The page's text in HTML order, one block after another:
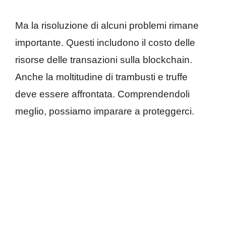
Ma la risoluzione di alcuni problemi rimane
importante. Questi includono il costo delle
risorse delle transazioni sulla blockchain.
Anche la moltitudine di trambusti e truffe
deve essere affrontata. Comprendendoli
meglio, possiamo imparare a proteggerci.